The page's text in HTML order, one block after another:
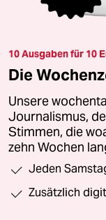
10 Ausgaben für 10
Die
Unsere
Journalismus,
Stimmen, die
zehn Wochen
Jeden
Zusätzlich